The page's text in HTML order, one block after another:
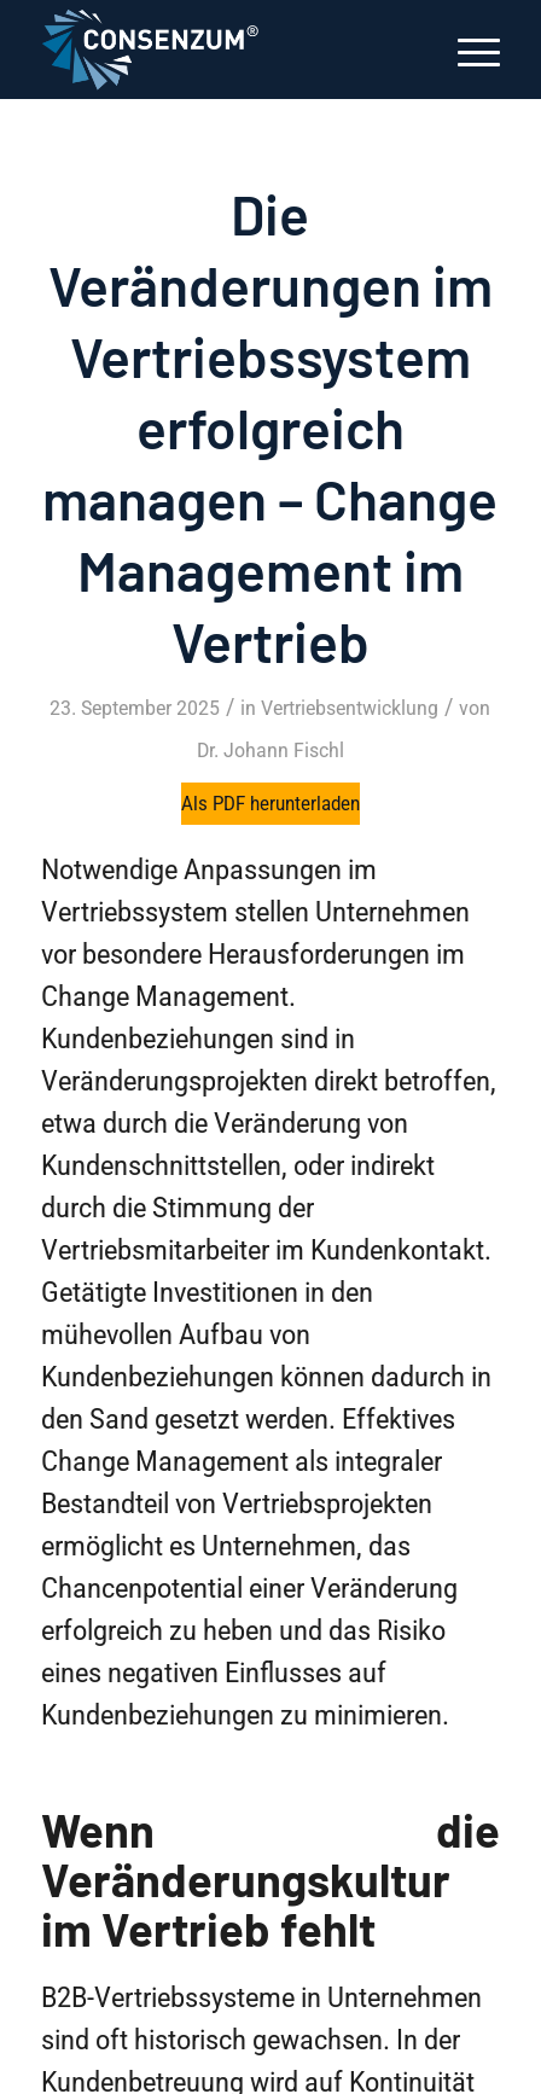
Die
Veränderungen im
Vertriebssystem
erfolgreich
managen – Change
Management im
Vertrieb
23. September 2025 / inVertriebsentwicklung / von
Dr. Johann Fischl
Als PDF herunterladen
Notwendige Anpassungen im
Vertriebssystem stellen Unternehmen
vor besondere Herausforderungen im
Change Management.
Kundenbeziehungen sind in
Veränderungsprojekten direkt betroffen,
etwa durch die Veränderung von
Kundenschnittstellen, oder indirekt
durch die Stimmung der
Vertriebsmitarbeiter im Kundenkontakt.
Getätigte Investitionen in den
mühevollen Aufbau von
Kundenbeziehungen können dadurch in
den Sand gesetzt werden. Effektives
Change Management als integraler
Bestandteil von Vertriebsprojekten
ermöglicht es Unternehmen, das
Chancenpotential einer Veränderung
erfolgreich zu heben und das Risiko
eines negativen Einflusses auf
Kundenbeziehungen zu minimieren.
Wenn die
Veränderungskultur
im Vertrieb fehlt
B2B-Vertriebssysteme in Unternehmen
sind oft historisch gewachsen. In der
Kundenbetreuung wird auf Kontinuität